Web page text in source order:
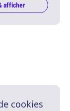
afficher
cookies